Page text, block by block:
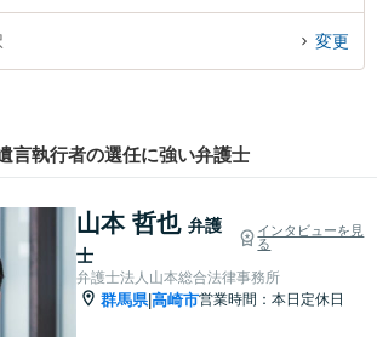
変更
言執行者の選任に強い弁護士
山本 哲也 弁護
士
インタビューを見
る
弁護士法人山本総合法律事務所
群馬県|高崎市営業時間：本日定休日